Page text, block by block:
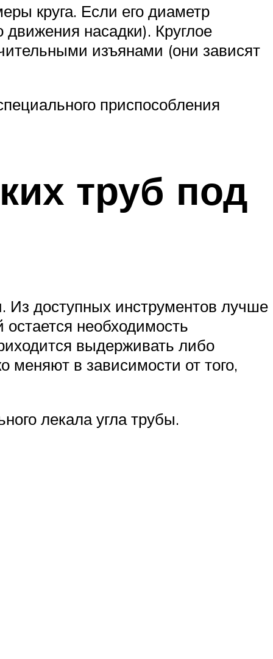
круга. Если его диаметр
насадки). Круглое
изъянами (они зависят
приспособления
труб под
Из доступных инструментов лучше
необходимость
выдерживать либо
меняют в зависимости от того,
лекала угла трубы.